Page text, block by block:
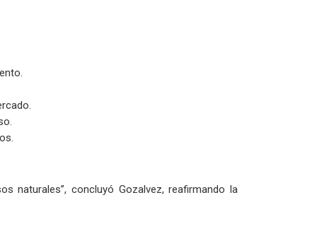
naturales”, concluyó Gozalvez, reafirmando la